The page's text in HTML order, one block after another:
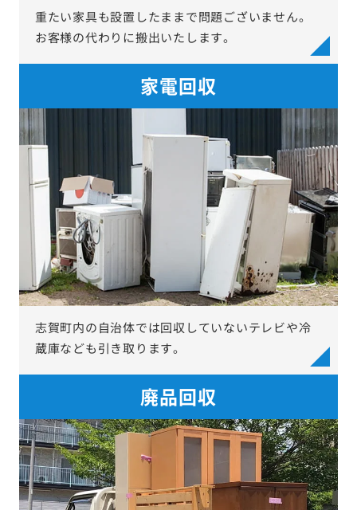
重たい家具も設置したままで問題ございません。
お客様の代わりに搬出いたします。
家電回収
志賀町内の自治体では回収していないテレビや冷
蔵庫なども引き取ります。
廃品回収